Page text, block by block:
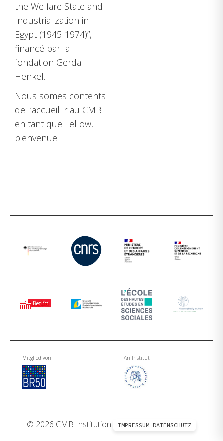
the Welfare State and
Industrialization in
Egypt (1945-1974)”,
financé par la
fondation Gerda
Henkel.
Nous somes contents
de l’accueillir au CMB
en tant que Fellow,
bienvenue!
Mitglied von An-Institut
© 2026 CMB Institution IMPRESSUM DATENSCHUTZ